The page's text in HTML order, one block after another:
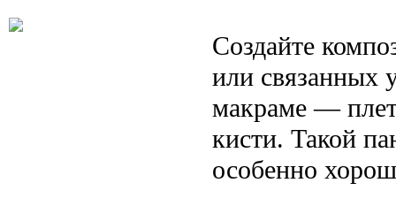
Создайте
или связанных
макраме —
кисти. Такой
особенно